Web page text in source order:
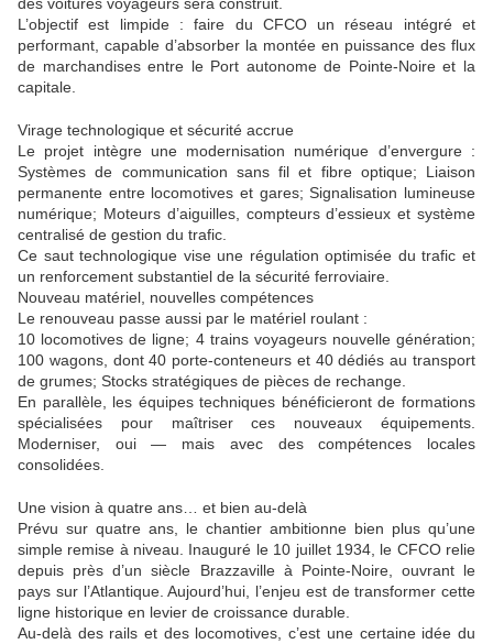
L’objectif est limpide : faire du CFCO un réseau intégré et
performant, capable d’absorber la montée en puissance des flux
de marchandises entre le Port autonome de Pointe-Noire et la
capitale.
Virage technologique et sécurité accrue
Le projet intègre une modernisation numérique d’envergure :
Systèmes de communication sans fil et fibre optique; Liaison
permanente entre locomotives et gares; Signalisation lumineuse
numérique; Moteurs d’aiguilles, compteurs d’essieux et système
centralisé de gestion du trafic.
Ce saut technologique vise une régulation optimisée du trafic et
un renforcement substantiel de la sécurité ferroviaire.
Nouveau matériel, nouvelles compétences
Le renouveau passe aussi par le matériel roulant :
10 locomotives de ligne; 4 trains voyageurs nouvelle génération;
100 wagons, dont 40 porte-conteneurs et 40 dédiés au transport
de grumes; Stocks stratégiques de pièces de rechange.
En parallèle, les équipes techniques bénéficieront de formations
spécialisées pour maîtriser ces nouveaux équipements.
Moderniser, oui — mais avec des compétences locales
consolidées.
Une vision à quatre ans… et bien au-delà
Prévu sur quatre ans, le chantier ambitionne bien plus qu’une
simple remise à niveau. Inauguré le 10 juillet 1934, le CFCO relie
depuis près d’un siècle Brazzaville à Pointe-Noire, ouvrant le
pays sur l’Atlantique. Aujourd’hui, l’enjeu est de transformer cette
ligne historique en levier de croissance durable.
Au-delà des rails et des locomotives, c’est une certaine idée du